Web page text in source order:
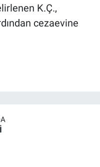
K.Ç.,
cezaevine